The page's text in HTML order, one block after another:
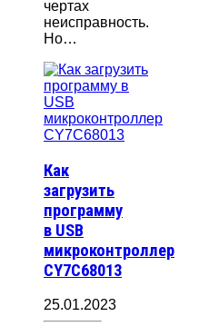
чертах
неисправность.
Но…
Как
загрузить
программу
в USB
микроконтроллер
CY7C68013
25.01.2023